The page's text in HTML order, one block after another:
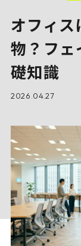
オフィ
物？フェ
礎知識
2026.04.27